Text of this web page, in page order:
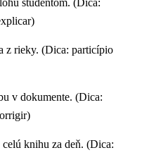
študentom. (Dica:
z rieky. (Dica: particípio
v dokumente. (Dica:
celú knihu za deň. (Dica: